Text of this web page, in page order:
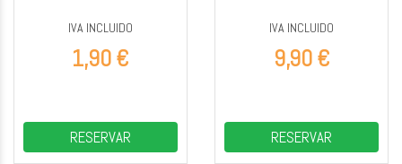
IVA INCLUIDO
1,90 €
RESERVAR
IVA INCLUIDO
9,90 €
RESERVAR